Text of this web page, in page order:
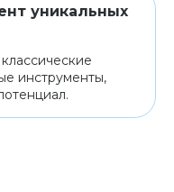
уникальных
инструменты,